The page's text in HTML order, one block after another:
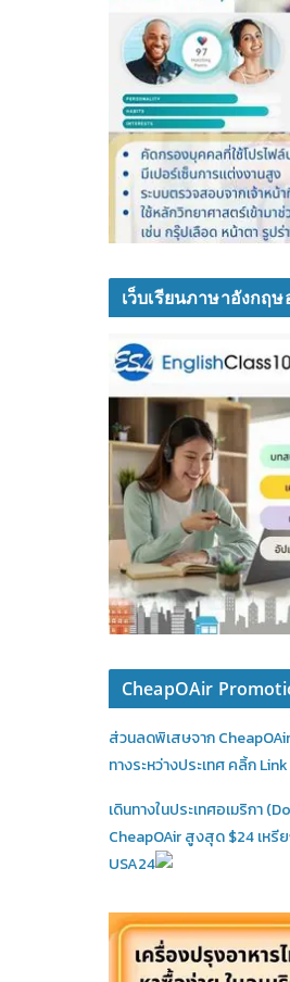
เว็บเรียนภาษาอังกฤ
CheapOAir
ส่วนลดพิเสษจาก
ทางระหว่างประเทศ คลิ้ก
เดินทางในประเทศอเมริกา
CheapOAir สูงสุด $24 เห
USA24